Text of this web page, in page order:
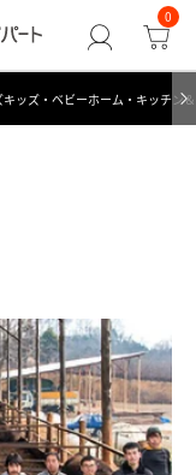
0
キッズ・ベビーホーム・キッチン